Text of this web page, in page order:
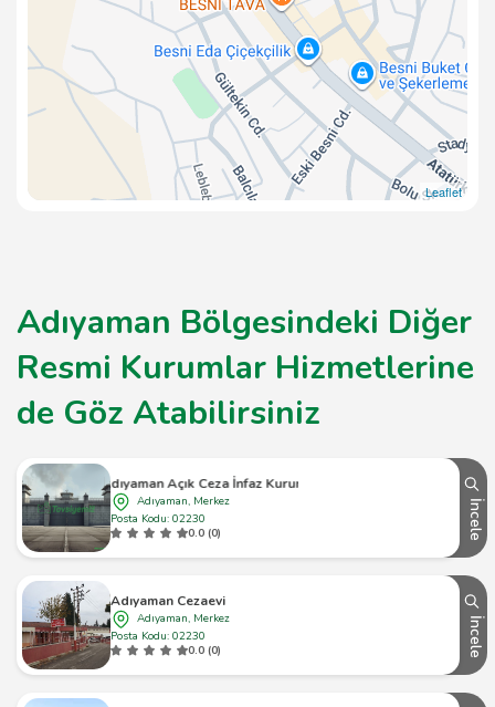
Leaflet
Adıyaman Bölgesindeki Diğer
Resmi Kurumlar Hizmetlerine
de Göz Atabilirsiniz
Adıyaman Açık Ceza İnfaz Kurumu
Adıyaman, Merkez
Posta Kodu: 02230
0.0 (0)
İncele
Adıyaman Cezaevi
Adıyaman, Merkez
Posta Kodu: 02230
0.0 (0)
İncele